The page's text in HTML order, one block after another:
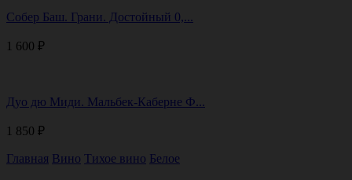
Собер Баш. Грани. Достойный 0,...
1 600 ₽
Дуо дю Миди. Мальбек-Каберне Ф...
1 850 ₽
Главная Вино Тихое вино Белое